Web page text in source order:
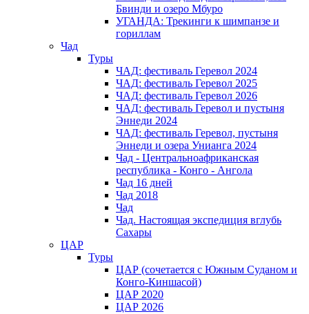
Бвинди и озеро Мбуро
УГАНДА: Трекинги к шимпанзе и
гориллам
Чад
Туры
ЧАД: фестиваль Геревол 2024
ЧАД: фестиваль Геревол 2025
ЧАД: фестиваль Геревол 2026
ЧАД: фестиваль Геревол и пустыня
Эннеди 2024
ЧАД: фестиваль Геревол, пустыня
Эннеди и озера Унианга 2024
Чад - Центральноафриканская
республика - Конго - Ангола
Чад 16 дней
Чад 2018
Чад
Чад. Настоящая экспедиция вглубь
Сахары
ЦАР
Туры
ЦАР (сочетается с Южным Суданом и
Конго-Киншасой)
ЦАР 2020
ЦАР 2026